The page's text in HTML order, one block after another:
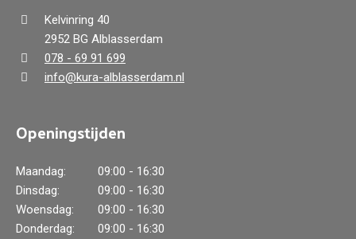
Kelvinring 40
2952 BG Alblasserdam
078 - 69 91 699
info@kura-alblasserdam.nl
Openingstijden
Maandag:
09:00 - 16:30
Dinsdag:
09:00 - 16:30
Woensdag:
09:00 - 16:30
Donderdag:
09:00 - 16:30